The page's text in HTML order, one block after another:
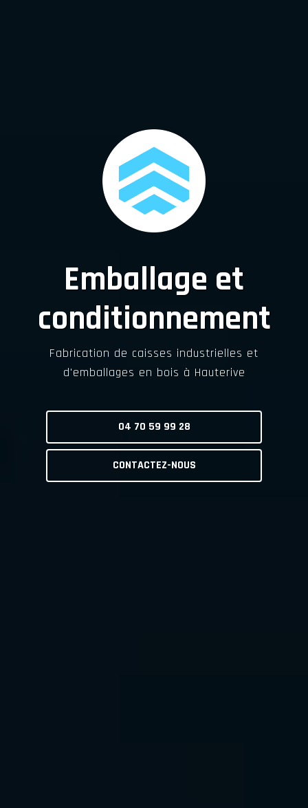
Emballage et
conditionnement
Fabrication de caisses industrielles et
d'emballages en bois à Hauterive
04 70 59 99 28
CONTACTEZ-NOUS